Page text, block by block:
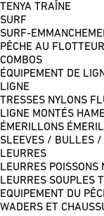
TENYA TRAÎNE
SURF
SURF-
PÊCHE AU FLOTTEUR
COMBOS
ÉQUIPEMENT DE
LIGNE
TRESSES NYLONS
LIGNE MONTÉS
ÉMERILLONS
SLEEVES / BULLES /
LEURRES
LEURRES POISSONS
LEURRES SOUPLES
EQUIPEMENT DU
WADERS ET